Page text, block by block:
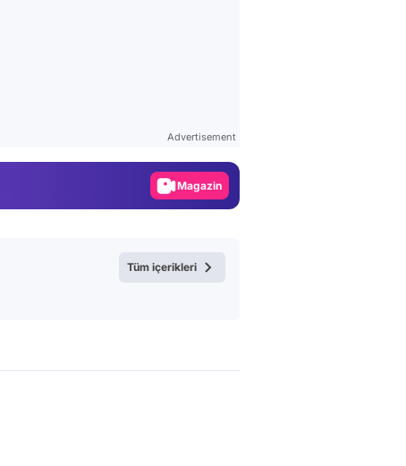
Advertisement
Magazin
Tüm içerikleri